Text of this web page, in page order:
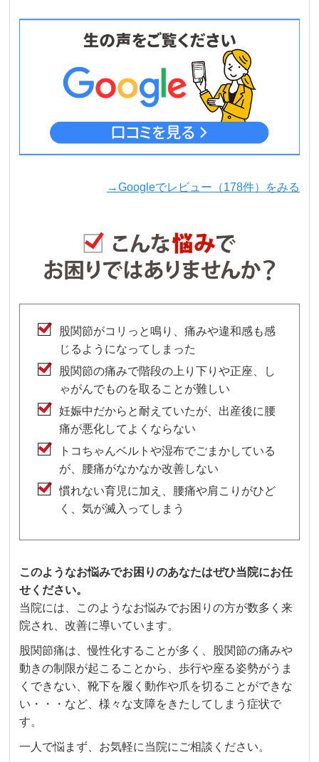
→Googleでレビュー（178件）をみる
股関節がコリっと鳴り、痛みや違和感も感
じるようになってしまった
股関節の痛みで階段の上り下りや正座、し
ゃがんでものを取ることが難しい
妊娠中だからと耐えていたが、出産後に腰
痛が悪化してよくならない
トコちゃんベルトや湿布でごまかしている
が、腰痛がなかなか改善しない
慣れない育児に加え、腰痛や肩こりがひど
く、気が滅入ってしまう
このようなお悩みでお困りのあなたはぜひ当院にお任
せください。
当院には、このようなお悩みでお困りの方が数多く来
院され、改善に導いています。
股関節痛は、慢性化することが多く、股関節の痛みや
動きの制限が起こることから、歩行や座る姿勢がうま
くできない、靴下を履く動作や爪を切ることができな
い・・・など、様々な支障をきたしてしまう症状で
す。
一人で悩まず、お気軽に当院にご相談ください。